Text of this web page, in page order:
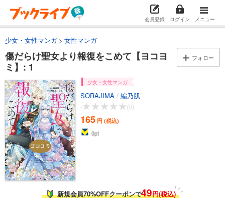
会員登録 ログイン メニュー
少女・女性マンガ 女性マンガ
傷だらけ聖女より報復をこめて【ヨコヨ
ミ】: 1
フォロー
少女・女性マンガ
SORAJIMA / 編乃肌
-
(0)
165 円 (税込)
0pt
新規会員70%OFFクーポンで49円(税込)